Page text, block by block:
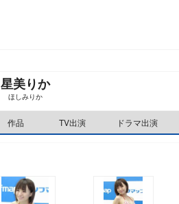
星美りか
ほしみりか
作品 TV出演 ドラマ出演